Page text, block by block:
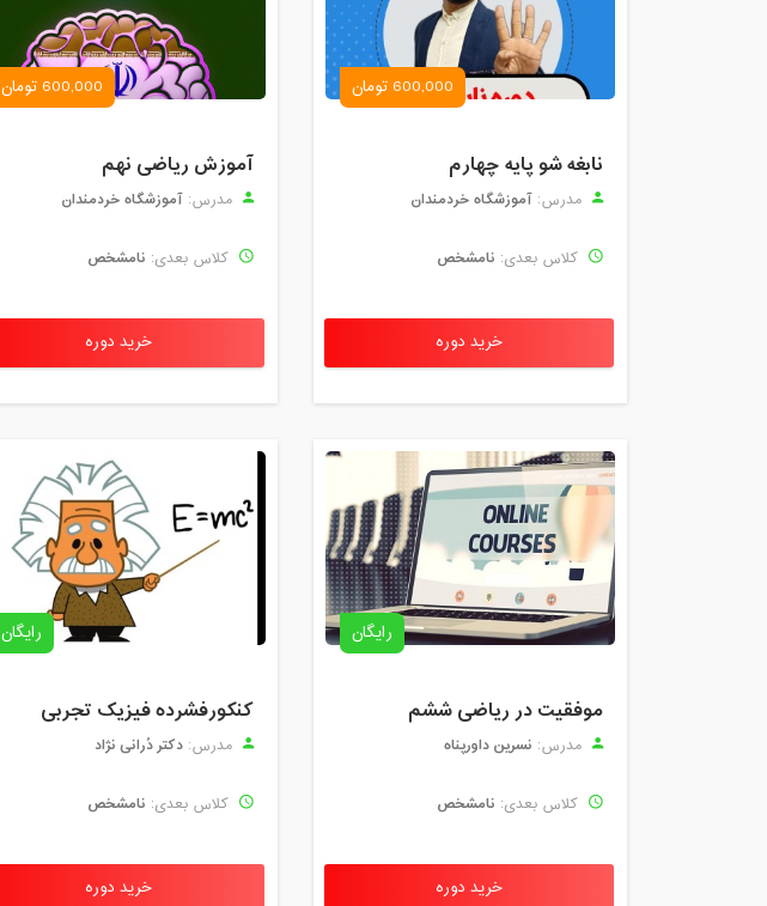
600,000 تومان
نابغه شو پایه چهارم
مدرس: آموزشگاه خردمندان
کلاس بعدی: نامشخص
خرید دوره
600,000 تومان
آموزش ریاضی نهم
مدرس: آموزشگاه خردمندان
کلاس بعدی: نامشخص
خرید دوره
رایگان
موفقیت در ریاضی ششم
مدرس: نسرین داورپناه
کلاس بعدی: نامشخص
خرید دوره
رایگان
کنکورفشرده فیزیک تجربی
مدرس: دکتر دُرانی نژاد
کلاس بعدی: نامشخص
خرید دوره